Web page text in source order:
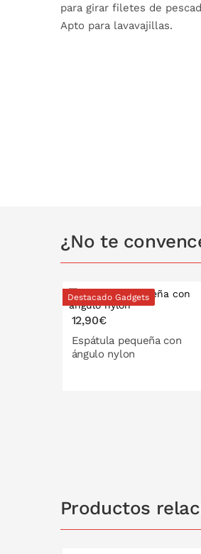
para girar filetes de
Apto para lavavajillas.
¿No te
Destacado Gadgets
12,90€
Espátula pequeña con
ángulo nylon
Productos